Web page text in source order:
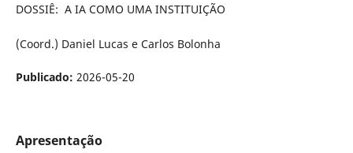
DOSSIÊ: A IA COMO UMA INSTITUIÇÃO
(Coord.) Daniel Lucas e Carlos Bolonha
Publicado: 2026-05-20
Apresentação